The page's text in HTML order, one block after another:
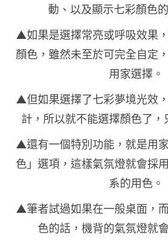
動、以及顯示七彩顏色
▲如果是選擇常亮或呼吸效果
顏色，雖然未至於可完全自定
用家選擇。
▲但如果選擇了七彩夢境光效
計，所以就不能選擇顏色了，
▲還有一個特別功能，就是用
色」選項，這樣氣氛燈就會採
系的用色。
▲筆者試過如果在一般桌面，
色的話，機背的氣氛燈就